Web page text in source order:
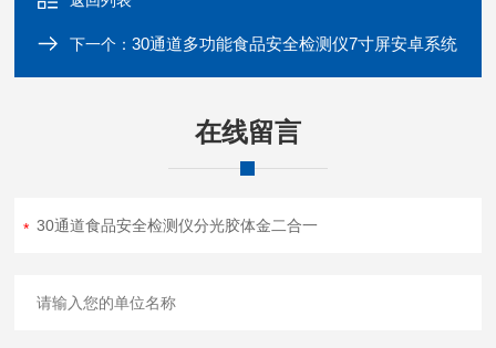
下一个：30通道多功能食品安全检测仪7寸屏安卓系统
在线留言